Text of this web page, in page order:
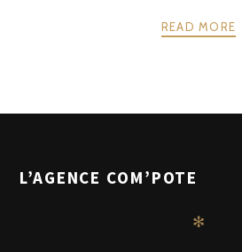
READ MORE
L’AGENCE COM’POTE
✻